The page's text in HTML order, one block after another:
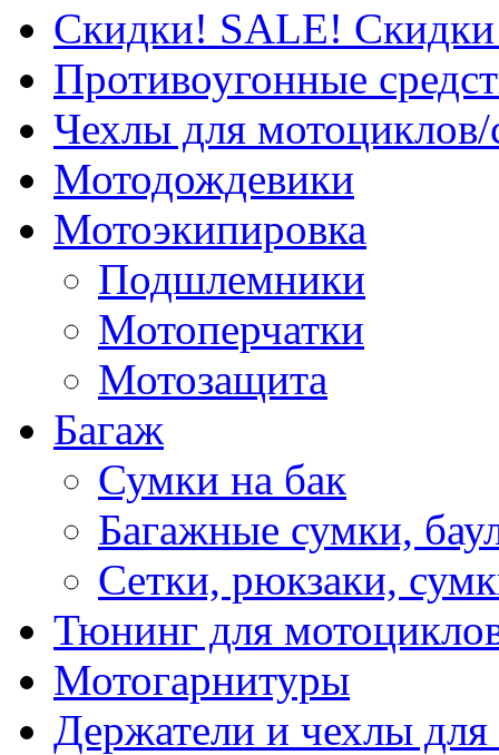
Скидки! SALE!
Противоугонные
Чехлы для мотоциклов/
Мотодождевики
Мотоэкипировка
Подшлемники
Мотоперчатки
Мотозащита
Багаж
Сумки на бак
Багажные сумки,
Сетки, рюкзаки,
Тюнинг для
Мотогарнитуры
Держатели и чехлы